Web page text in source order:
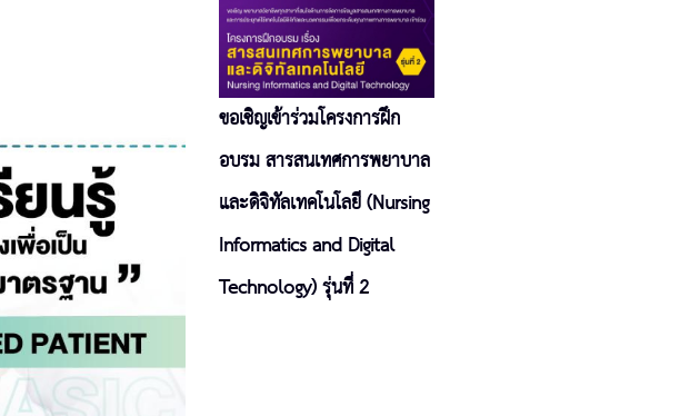
ขอเชิญเข้าร่วมโครงการฝึก
อบรม สารสนเทศการพยาบาล
และดิจิทัลเทคโนโลยี (Nursing
Informatics and Digital
Technology) รุ่นที่ 2